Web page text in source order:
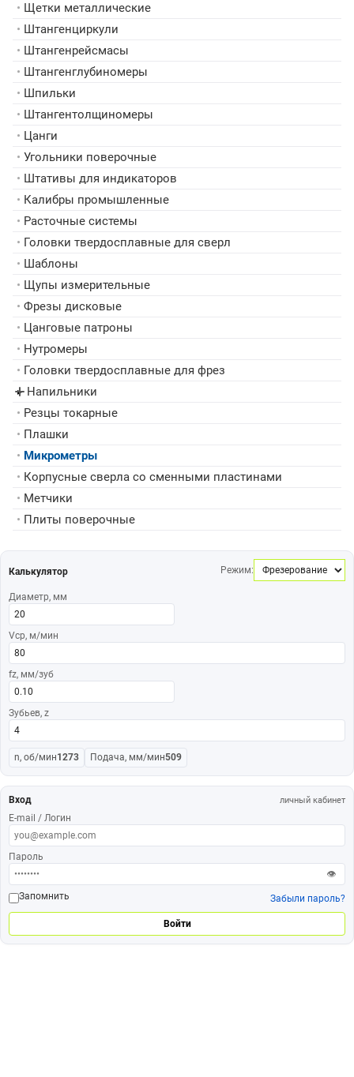
• Щетки металлические
• Штангенциркули
• Штангенрейсмасы
• Штангенглубиномеры
• Шпильки
• Штангентолщиномеры
• Цанги
• Угольники поверочные
• Штативы для индикаторов
• Калибры промышленные
• Расточные системы
• Головки твердосплавные для сверл
• Шаблоны
• Щупы измерительные
• Фрезы дисковые
• Цанговые патроны
• Нутромеры
• Головки твердосплавные для фрез
▸ Напильники
• Резцы токарные
• Плашки
• Микрометры
• Корпусные сверла со сменными пластинами
• Метчики
• Плиты поверочные
Калькулятор Режим:
Диаметр, мм
Vср, м/мин
fz, мм/зуб
Зубьев, z
n, об/мин1273 Подача, мм/мин509
Вход личный кабинет
E-mail / Логин
Пароль
👁
Запомнить
Забыли пароль?
Войти